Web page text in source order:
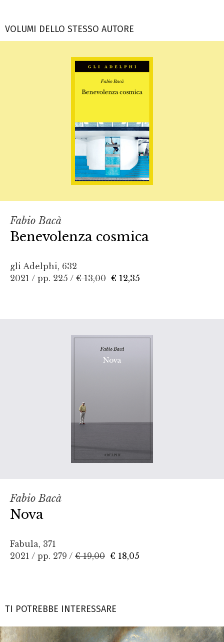
VOLUMI DELLO STESSO AUTORE
Fabio Bacà
Benevolenza cosmica
gli Adelphi, 632
2021 / pp. 225 / € 13,00 € 12,35
Fabio Bacà
Nova
Fabula, 371
2021 / pp. 279 / € 19,00 € 18,05
TI POTREBBE INTERESSARE